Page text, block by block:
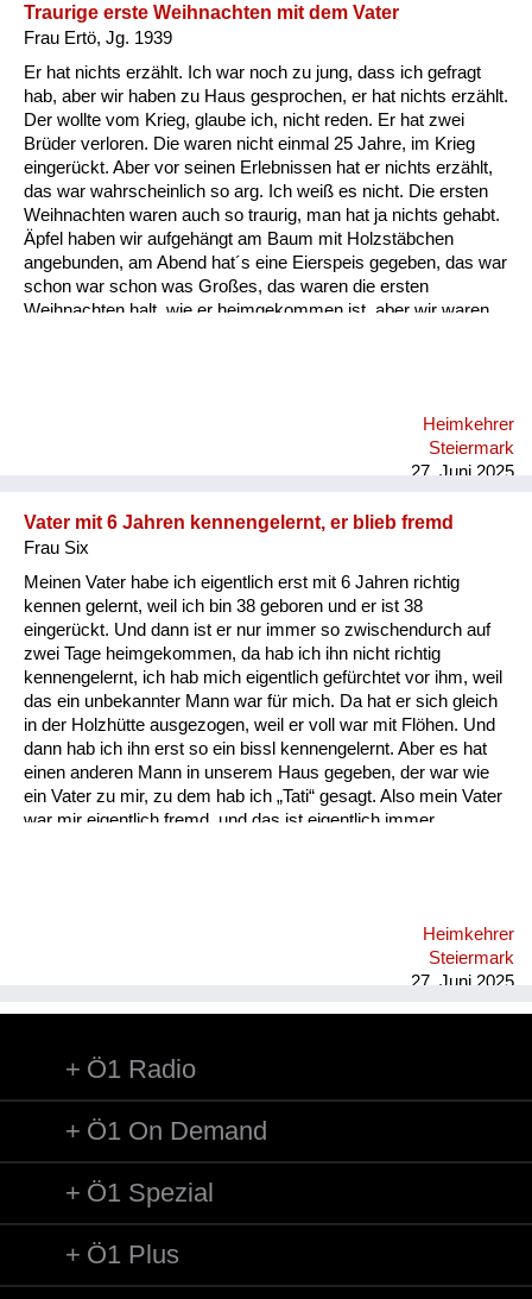
Traurige erste Weihnachten mit dem Vater
Frau Ertö, Jg. 1939
Er hat nichts erzählt. Ich war noch zu jung, dass ich gefragt
hab, aber wir haben zu Haus gesprochen, er hat nichts erzählt.
Der wollte vom Krieg, glaube ich, nicht reden. Er hat zwei
Brüder verloren. Die waren nicht einmal 25 Jahre, im Krieg
eingerückt. Aber vor seinen Erlebnissen hat er nichts erzählt,
das war wahrscheinlich so arg. Ich weiß es nicht. Die ersten
Weihnachten waren auch so traurig, man hat ja nichts gehabt.
Äpfel haben wir aufgehängt am Baum mit Holzstäbchen
angebunden, am Abend hat´s eine Eierspeis gegeben, das war
schon war schon was Großes, das waren die ersten
Weihnachten halt, wie er heimgekommen ist, aber wir waren
Heimkehrer
Steiermark
27. Juni 2025
Vater mit 6 Jahren kennengelernt, er blieb fremd
Frau Six
Meinen Vater habe ich eigentlich erst mit 6 Jahren richtig
kennen gelernt, weil ich bin 38 geboren und er ist 38
eingerückt. Und dann ist er nur immer so zwischendurch auf
zwei Tage heimgekommen, da hab ich ihn nicht richtig
kennengelernt, ich hab mich eigentlich gefürchtet vor ihm, weil
das ein unbekannter Mann war für mich. Da hat er sich gleich
in der Holzhütte ausgezogen, weil er voll war mit Flöhen. Und
dann hab ich ihn erst so ein bissl kennengelernt. Aber es hat
einen anderen Mann in unserem Haus gegeben, der war wie
ein Vater zu mir, zu dem hab ich „Tati“ gesagt. Also mein Vater
war mir eigentlich fremd, und das ist eigentlich immer
Heimkehrer
Steiermark
27. Juni 2025
Ö1 Radio
Ö1 On Demand
Ö1 Spezial
Ö1 Plus